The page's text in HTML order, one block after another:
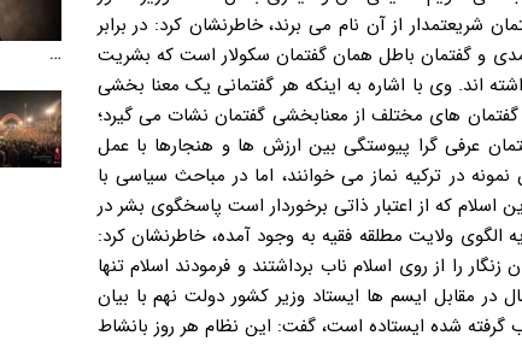
شریعتمدار از آن نام می برند، خاطرنشان کرد: در برابر
و گفتمان باطل همان گفتمان سکولار است که بشریت
اند. وی با اشاره به اینکه هر گفتمانی یک معنا بخشی
گفتمان های مختلف از معنابخشی گفتمان نشات می گیرد؛
عرفی گرا پیوستگی بین ارزش ها و هنجارها با عمل
در ترکیه نماز می خوانند، اما در مباحث سیاسی با
که از اعتبار ذاتی برخوردار است پاسخگوی بشر در
ولایت مطلقه فقیه به وجود آمده، خاطرنشان کرد:
را از روی اسلام ناب برداشتند و فرمودند اسلام تنها
فردی نیست چه بسا تکالیف اجتماعی مهم تر است. نظام مردم سالاری دینی ۳۸ سال در مقابل ایسم ها ایستاد وزیر کشور دولت نهم با بیان
از شرق و غرب گرفته شده ایستاده است، گفت: این نظام هر روز بانشاط
…